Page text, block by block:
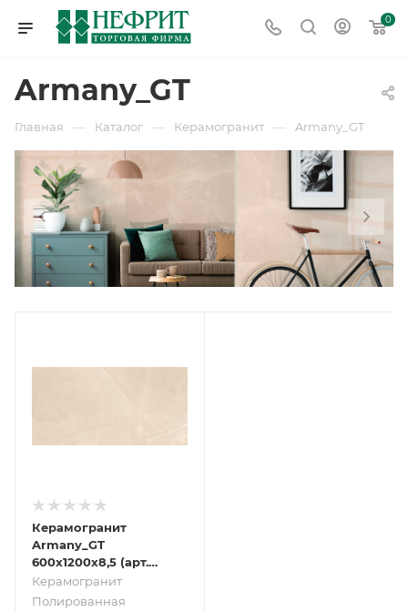
0
Armany_GT
Главная — Каталог — Керамогранит — Armany_GT
Керамогранит
Armany_GT
600x1200x8,5 (арт.
GT120606907PR)
Керамогранит
Полированная